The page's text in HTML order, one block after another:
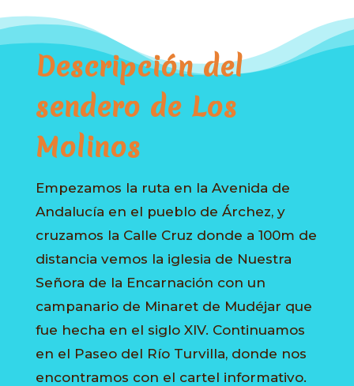
Descripción del
sendero de Los
Molinos
Empezamos la ruta en la Avenida de
Andalucía en el pueblo de Árchez, y
cruzamos la Calle Cruz donde a 100m de
distancia vemos la iglesia de Nuestra
Señora de la Encarnación con un
campanario de Minaret de Mudéjar que
fue hecha en el siglo XIV. Continuamos
en el Paseo del Río Turvilla, donde nos
encontramos con el cartel informativo.